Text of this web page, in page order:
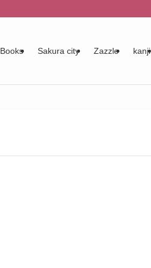
Books Sakura city Zazzle kanji